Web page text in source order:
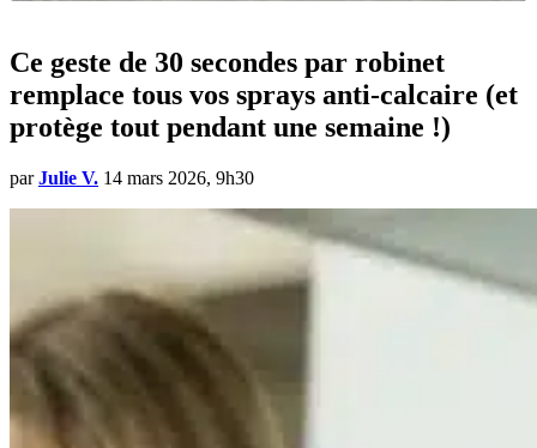
Ce geste de 30 secondes par robinet
remplace tous vos sprays anti-calcaire (et
protège tout pendant une semaine !)
par Julie V. 14 mars 2026, 9h30